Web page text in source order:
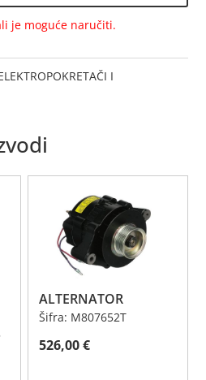
je moguće naručiti.
I
ALTERNATOR
Šifra: M807652T
526,00€